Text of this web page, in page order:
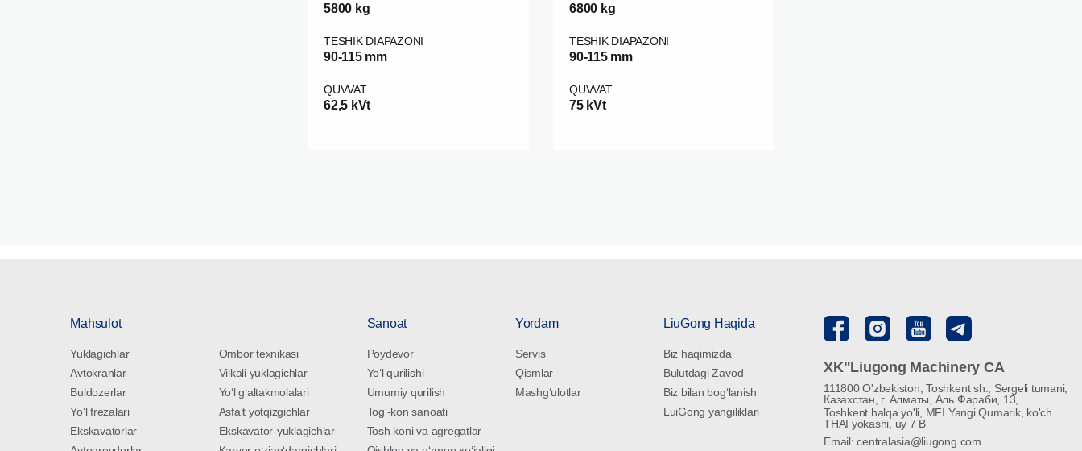
5800 kg
TESHIK DIAPAZONI
90-115 mm
QUVVAT
62,5 kVt
6800 kg
TESHIK DIAPAZONI
90-115 mm
QUVVAT
75 kVt
Mahsulot
Yuklagichlar
Avtokranlar
Buldozerlar
Yoʻl frezalari
Ekskavatorlar
Ombor texnikasi
Vilkali yuklagichlar
Yoʻl gʻaltakmolalari
Asfalt yotqizgichlar
Ekskavator-yuklagichlar
Sanoat
Poydevor
Yoʻl qurilishi
Umumiy qurilish
Togʻ-kon sanoati
Tosh koni va agregatlar
Yordam
Servis
Qismlar
Mashgʻulotlar
LiuGong Haqida
Biz haqimizda
Bulutdagi Zavod
Biz bilan bogʻlanish
LuiGong yangiliklari
XK"Liugong Machinery CA
111800 O'zbekiston, Toshkent sh., Sergeli tumani,
Казахстан, г. Алматы, Аль Фараби, 13,
Toshkent halqa yo'li, MFI Yangi Qumarik, ko'ch.
THAI yokashi, uy 7 B
Email: centralasia@liugong.com